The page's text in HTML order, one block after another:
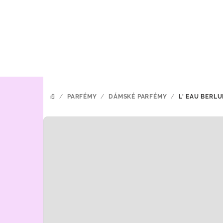
DOMŮ
/ PARFÉMY / DÁMSKÉ PARFÉMY / L' EAU
P